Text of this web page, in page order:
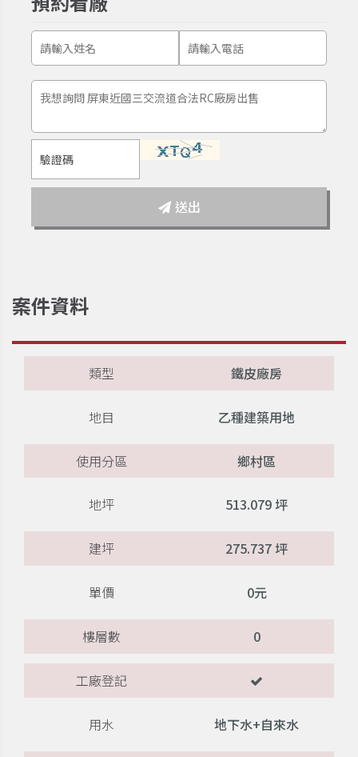
送出
案件資料
類型 鐵皮廠房
地目 乙種建築用地
使用分區 鄉村區
地坪 513.079 坪
建坪 275.737 坪
單價 0元
樓層數 0
工廠登記
用水 地下水+自來水